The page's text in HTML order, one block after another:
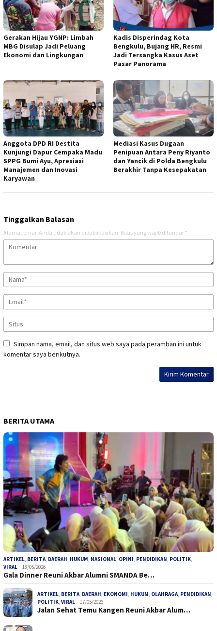
Gerakan Hijau YGNP: Limbah
MBG Disulap Jadi Peluang
Ekonomi dan Lingkungan
Kadis Disperindag Kota
Bengkulu, Bujang HR, Resmi
Jadi Tersangka Kasus Aset
Pasar Panorama
Anggota DPD RI Destita
Kunjungi Dapur Cempaka Madu
SPPG Bumi Ayu, Apresiasi
Manajemen dan Inovasi
Karyawan
Mediasi Kasus Dugaan
Penipuan Antara Peny Riyanto
dan Yancik di Polda Bengkulu
Berakhir Tanpa Kesepakatan
Tinggalkan Balasan
Alamat email Anda tidak akan dipublikasikan. Ruas yang wajib ditandai *
Simpan nama, email, dan situs web saya pada peramban ini untuk
komentar saya berikutnya.
BERITA UTAMA
ARTIKEL, BERITA, DAERAH, HUKUM, NASIONAL, OPINI, PENDIDIKAN, POLITIK,
VIRAL
18/05/2026
Gala Dinner Reuni Akbar Alumni SMANDA Be…
ARTIKEL, BERITA, DAERAH, EKONOMI, HUKUM, OLAHRAGA, PENDIDIKAN,
POLITIK, VIRAL 17/05/2026
Jalan Sehat Temu Kangen Reuni Akbar Alum…